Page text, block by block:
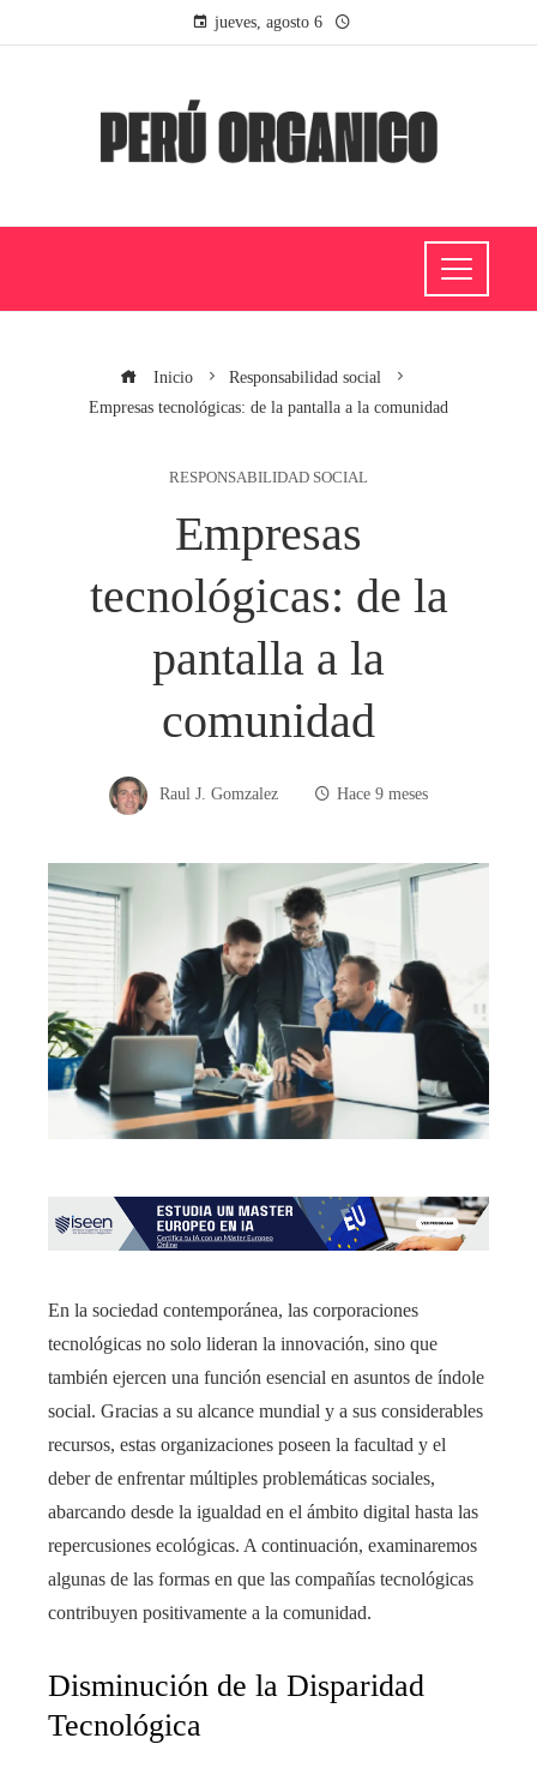
jueves, agosto 6
Inicio
Responsabilidad social
Empresas tecnológicas: de la pantalla a la comunidad
RESPONSABILIDAD SOCIAL
Empresas
tecnológicas: de la
pantalla a la
comunidad
Raul J. Gomzalez Hace 9 meses
En la sociedad contemporánea, las corporaciones
tecnológicas no solo lideran la innovación, sino que
también ejercen una función esencial en asuntos de índole
social. Gracias a su alcance mundial y a sus considerables
recursos, estas organizaciones poseen la facultad y el
deber de enfrentar múltiples problemáticas sociales,
abarcando desde la igualdad en el ámbito digital hasta las
repercusiones ecológicas. A continuación, examinaremos
algunas de las formas en que las compañías tecnológicas
contribuyen positivamente a la comunidad.
Disminución de la Disparidad
Tecnológica